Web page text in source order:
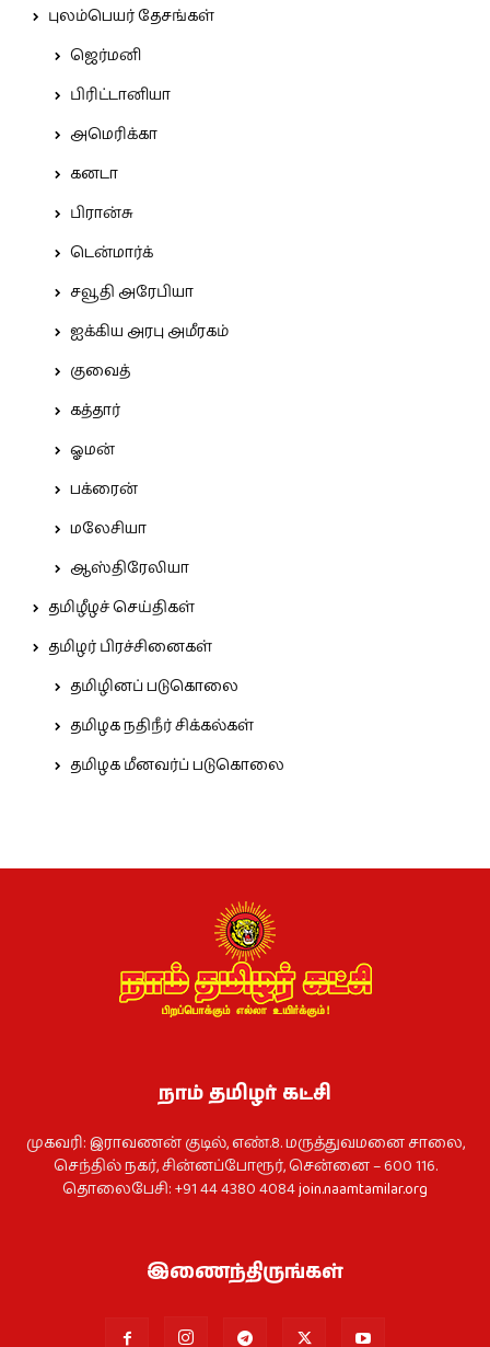
புலம்பெயர் தேசங்கள்
ஜெர்மனி
பிரிட்டானியா
அமெரிக்கா
கனடா
பிரான்சு
டென்மார்க்
சவூதி அரேபியா
ஐக்கிய அரபு அமீரகம்
குவைத்
கத்தார்
ஓமன்
பக்ரைன்
மலேசியா
ஆஸ்திரேலியா
தமிழீழச் செய்திகள்
தமிழர் பிரச்சினைகள்
தமிழினப் படுகொலை
தமிழக நதிநீர் சிக்கல்கள்
தமிழக மீனவர்ப் படுகொலை
நாம் தமிழர் கட்சி
முகவரி: இராவணன் குடில், எண்.8. மருத்துவமனை சாலை,
செந்தில் நகர், சின்னப்போரூர், சென்னை – 600 116.
தொலைபேசி: +91 44 4380 4084join.naamtamilar.org
இணைந்திருங்கள்